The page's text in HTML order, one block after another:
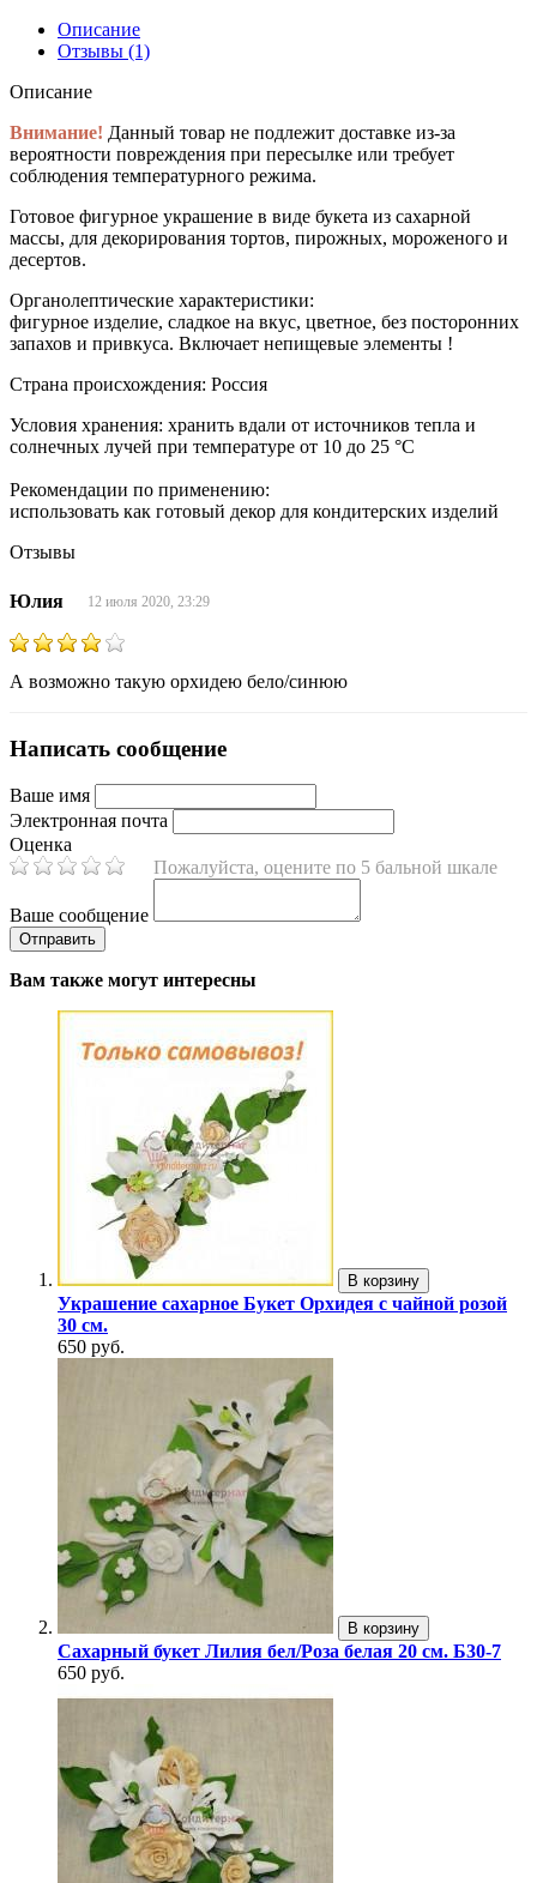
Описание
Отзывы (1)
Описание
Внимание! Данный товар не подлежит доставке из-за
вероятности повреждения при пересылке или требует
соблюдения температурного режима.
Готовое фигурное украшение в виде букета из сахарной
массы, для декорирования тортов, пирожных, мороженого и
десертов.
Органолептические характеристики:
фигурное изделие, сладкое на вкус, цветное, без посторонних
запахов и привкуса. Включает непищевые элементы !
Страна происхождения: Россия
Условия хранения: хранить вдали от источников тепла и
солнечных лучей при температуре от 10 до 25 °C
Рекомендации по применению:
использовать как готовый декор для кондитерских изделий
Отзывы
Юлия 12 июля 2020, 23:29
А возможно такую орхидею бело/синюю
Написать сообщение
Ваше имя
Электронная почта
Оценка
Пожалуйста, оцените по 5 бальной шкале
Ваше сообщение
Вам также могут интересны
В корзину
Украшение сахарное Букет Орхидея с чайной розой
30 см.
650 руб.
В корзину
Сахарный букет Лилия бел/Роза белая 20 см. Б30-7
650 руб.